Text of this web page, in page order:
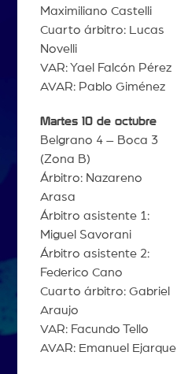
Maximiliano Castelli
Cuarto árbitro: Lucas
Novelli
VAR: Yael Falcón Pérez
AVAR: Pablo Giménez
Martes 10 de octubre
Belgrano 4 – Boca 3
(Zona B)
Árbitro: Nazareno
Arasa
Árbitro asistente 1:
Miguel Savorani
Árbitro asistente 2:
Federico Cano
Cuarto árbitro: Gabriel
Araujo
VAR: Facundo Tello
AVAR: Emanuel Ejarque